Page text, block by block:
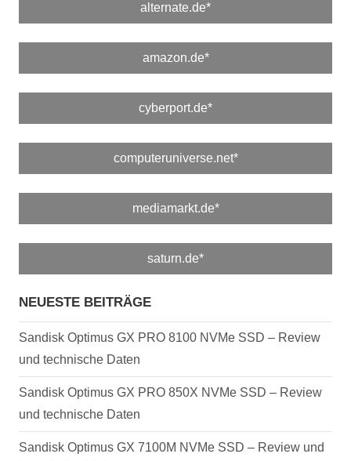
alternate.de*
amazon.de*
cyberport.de*
computeruniverse.net*
mediamarkt.de*
saturn.de*
NEUESTE BEITRÄGE
Sandisk Optimus GX PRO 8100 NVMe SSD – Review
und technische Daten
Sandisk Optimus GX PRO 850X NVMe SSD – Review
und technische Daten
Sandisk Optimus GX 7100M NVMe SSD – Review und